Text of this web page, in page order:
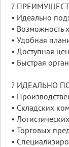
?
• Идеально
• Возможность
• Удобная
• Доступная
• Быстрая
? ИДЕАЛЬНО
•
• Складских
•
• Торговых
•